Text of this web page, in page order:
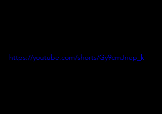
https://youtube.com/shorts/Gy9cmJnep_k